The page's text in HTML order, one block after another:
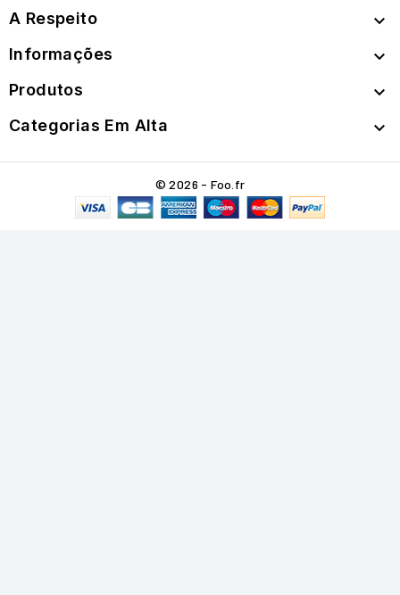
A Respeito 
Informações 
Produtos 
Categorias Em Alta 
© 2026 - Foo.fr